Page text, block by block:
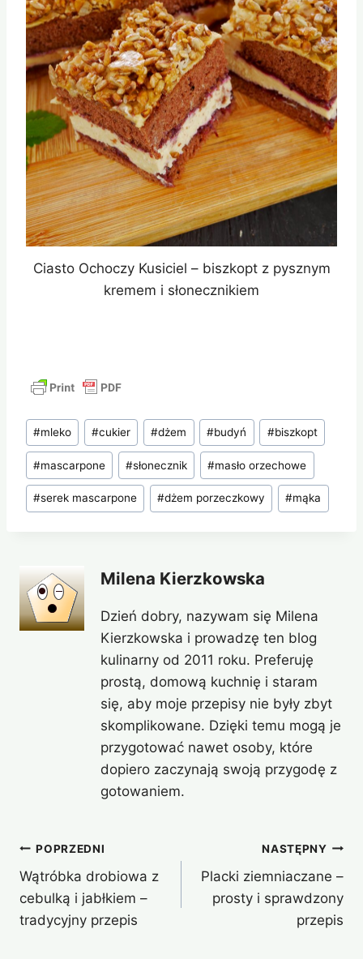
Ciasto Ochoczy Kusiciel – biszkopt z pysznym
kremem i słonecznikiem
Tagi
wpisu:
#mleko #cukier #dżem #budyń #biszkopt
#mascarpone #słonecznik #masło orzechowe
#serek mascarpone #dżem porzeczkowy #mąka
Milena Kierzkowska
Dzień dobry, nazywam się Milena
Kierzkowska i prowadzę ten blog
kulinarny od 2011 roku. Preferuję
prostą, domową kuchnię i staram
się, aby moje przepisy nie były zbyt
skomplikowane. Dzięki temu mogą je
przygotować nawet osoby, które
dopiero zaczynają swoją przygodę z
gotowaniem.
Nawigacja
wpisu
POPRZEDNI
Wątróbka drobiowa z
cebulką i jabłkiem –
tradycyjny przepis
NASTĘPNY
Placki ziemniaczane –
prosty i sprawdzony
przepis